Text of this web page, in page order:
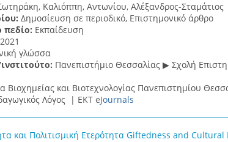
Καλιόππη, Αντωνίου, Αλέξανδρος-Σταμάτιος
Δημοσίευση σε περιοδικό, Επιστημονικό άρθρο
πεδίο: Εκπαίδευση
2021
γλώσσα
Πανεπιστήμιο Θεσσαλίας ▶ Σχολή
Βιοχημείας και Βιοτεχνολογίας Πανεπιστημίου
Λόγος | ΕΚΤ eJournals
και Πολιτισμική Ετερότητα Giftedness and